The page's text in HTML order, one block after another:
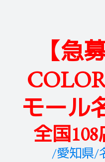
【急
モール
全国
/愛知県/